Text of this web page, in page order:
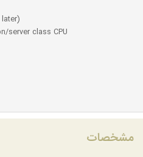
server class CPU
مشخصات